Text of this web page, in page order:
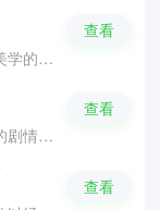
归龙潮官方正版是一款独具东方美学的横版解谜冒险手游，玩家会以拍片为掩护深入暗黑童话般的国风都市，探索隐秘场景、搜集关键线索和破解层层谜题，然后揭开被尘封的真相。游戏塑造出多个性鲜明的角色，每位角色拥有独特技能与成长体系，带给你沉浸式的剧情体验与策略化的战斗乐趣。
查看
画中世界手机版是一款独树一帜的剧情驱动型解谜游戏，玩家可以借助画面间的远近切换、空间叠合与隐喻关联来推进故事发展。游戏中每一帧皆为细腻手绘，充满情感张力与艺术感染力，以极简逻辑承载深刻叙事，在时间与空间的交错中完成图像与意义的双重解谜，堪称艺术性与游戏性融合的典范。
查看
查看